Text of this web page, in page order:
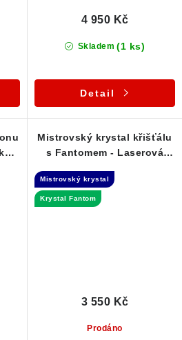
Skladem (1 ks)
4 950 Kč
Detail
/
Mistrovský krystal křišťálu
s Fantomem - Laserová
Mistrovský krystal
Krystal Fantom
Prodáno
3 550 Kč